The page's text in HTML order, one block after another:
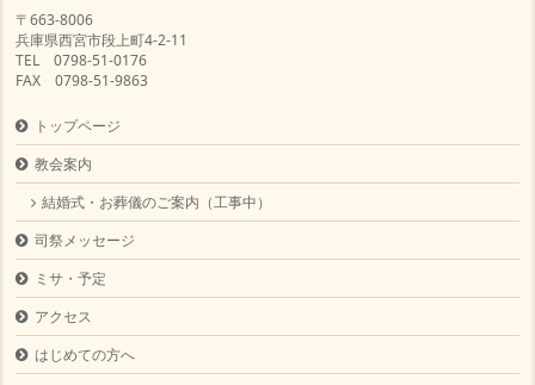
〒663-8006
兵庫県西宮市段上町4-2-11
TEL 0798-51-0176
FAX 0798-51-9863
トップページ
教会案内
結婚式・お葬儀のご案内（工事中）
司祭メッセージ
ミサ・予定
アクセス
はじめての方へ